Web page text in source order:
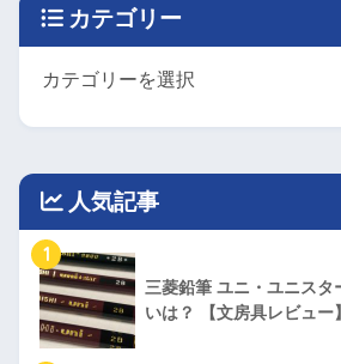
カテゴリー
人気記事
1
三菱鉛筆 ユニ・ユニスタ
いは？ 【文房具レビュー】